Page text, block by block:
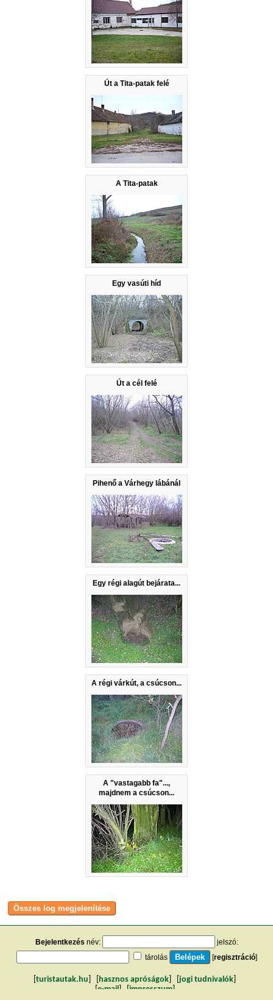
Út a Tita-patak felé
A Tita-patak
Egy vasúti híd
Út a cél felé
Pihenő a Várhegy lábánál
Egy régi alagút bejárata...
A régi várkút, a csúcson...
A "vastagabb fa"...,
majdnem a csúcson...
Bejelentkezés név:
jelszó:
tárolás
[regisztráció]
turistautak.hu hasznos apróságok jogi tudnivalók
[e-mail] [impresszum]